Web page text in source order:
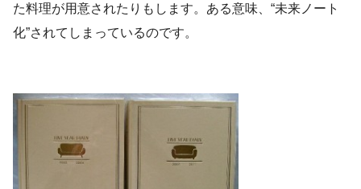
た料理が用意されたりもします。ある意味、“未来ノート
化”されてしまっているのです。